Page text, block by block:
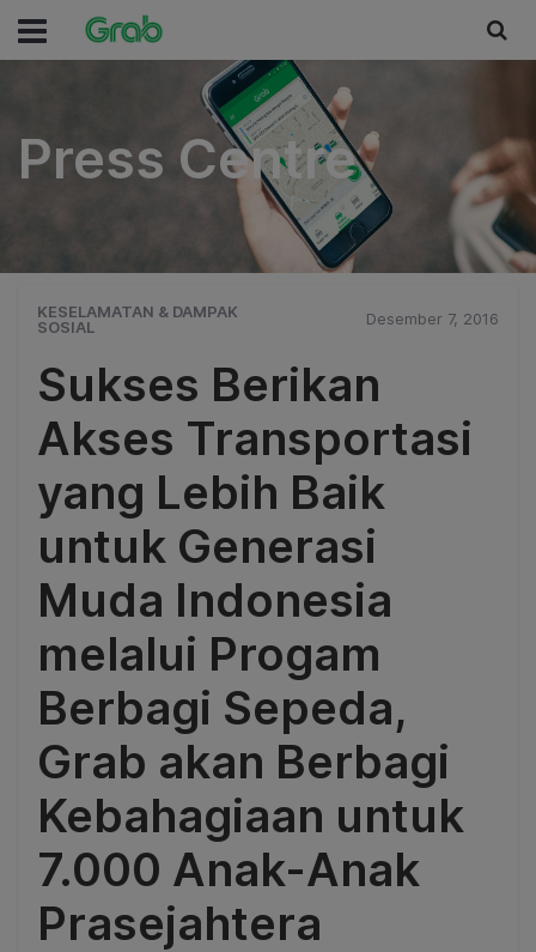
Press Centre
Press Centre
KESELAMATAN & DAMPAK
SOSIAL
Desember 7, 2016
Sukses Berikan
Akses Transportasi
yang Lebih Baik
untuk Generasi
Muda Indonesia
melalui Progam
Berbagi Sepeda,
Grab akan Berbagi
Kebahagiaan untuk
7.000 Anak-Anak
Prasejahtera